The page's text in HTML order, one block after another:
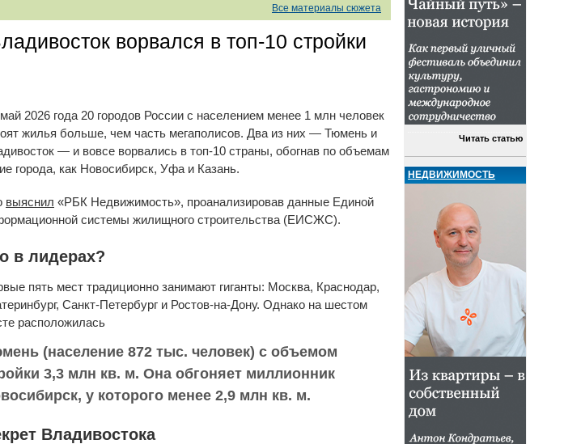
Все материалы сюжета
ворвался в топ-10 стройки
2026 года 20 городов России с населением менее 1 млн человек
жилья больше, чем часть мегаполисов. Два из них — Тюмень и
— и вовсе ворвались в топ-10 страны, обогнав по объемам
города, как Новосибирск, Уфа и Казань.
выяснил «РБК Недвижимость», проанализировав данные Единой
системы жилищного строительства (ЕИСЖС).
в лидерах?
пять мест традиционно занимают гиганты: Москва, Краснодар,
Санкт-Петербург и Ростов-на-Дону. Однако на шестом
расположилась
(население 872 тыс. человек) с объемом
3,3 млн кв. м. Она обгоняет миллионник
у которого менее 2,9 млн кв. м.
Владивостока
Читать статью
НЕДВИЖИМОСТЬ